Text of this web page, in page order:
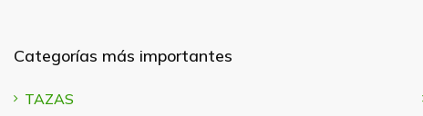
Categorías más importantes
TAZAS